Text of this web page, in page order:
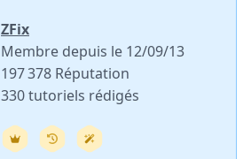
ZFix
Membre depuis le 12/09/13
197 378 Réputation
330 tutoriels rédigés